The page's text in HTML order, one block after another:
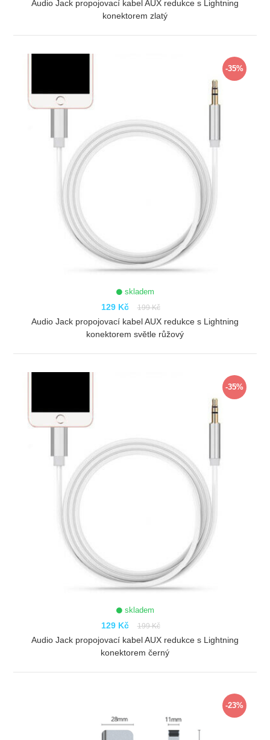
Audio Jack propojovací kabel AUX redukce s Lightning
konektorem zlatý
-35%
skladem
129 Kč 199 Kč
Audio Jack propojovací kabel AUX redukce s Lightning
konektorem světle růžový
-35%
skladem
129 Kč 199 Kč
Audio Jack propojovací kabel AUX redukce s Lightning
konektorem černý
-23%